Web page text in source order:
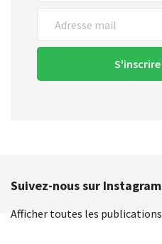
S'inscrire
Suivez-nous sur Instagram
Afficher toutes les publications